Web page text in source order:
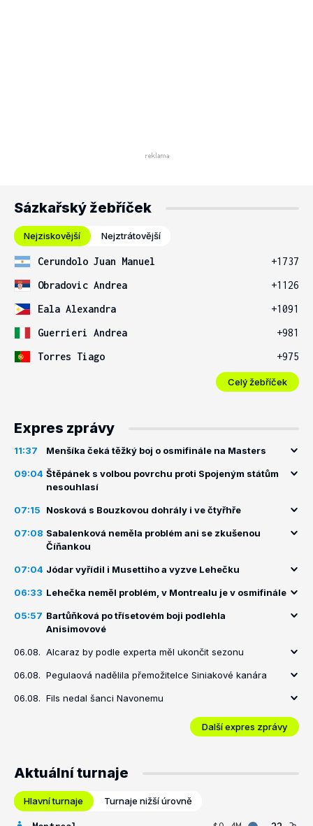
Sázkařský žebříček
Nejziskovější Nejztrátovější
Cerundolo Juan Manuel
+1737
Obradovic Andrea
+1126
Eala Alexandra
+1091
Guerrieri Andrea
+981
Torres Tiago
+975
Celý žebříček
Expres zprávy
11:37 Menšíka čeká těžký boj o osmifinále na Masters
09:04 Štěpánek s volbou povrchu proti Spojeným státům
nesouhlasí
07:15 Nosková s Bouzkovou dohrály i ve čtyřhře
07:08 Sabalenková neměla problém ani se zkušenou
Číňankou
07:04 Jódar vyřídil i Musettiho a vyzve Lehečku
06:33 Lehečka neměl problém, v Montrealu je v osmifinále
05:57 Bartůňková po třísetovém boji podlehla
Anisimovové
06.08. Alcaraz by podle experta měl ukončit sezonu
06.08. Pegulaová nadělila přemožitelce Siniakové kanára
06.08. Fils nedal šanci Navonemu
Další expres zprávy
Aktuální turnaje
Hlavní turnaje Turnaje nižší úrovně